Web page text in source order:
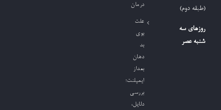
(طبقه دوم)
روزهای سه
شنبه عصر
درمان
علت
بوی
بد
دهان
بعداز
ایمپلنت؛
بررسی
دلایل،